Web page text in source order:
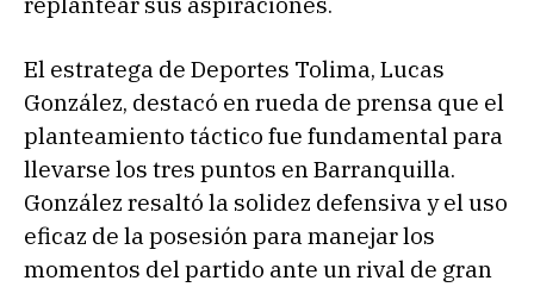
El estratega de Deportes Tolima, Lucas
González, destacó en rueda de prensa que el
planteamiento táctico fue fundamental para
llevarse los tres puntos en Barranquilla.
González resaltó la solidez defensiva y el uso
eficaz de la posesión para manejar los
momentos del partido ante un rival de gran